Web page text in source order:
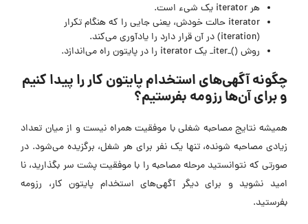
هر iterator یک شیء است.
iterator حالت خودش، یعنی جایی را که هنگام تکرار
(iteration) در آن قرار دارد را یادآوری می‌کند.
روش ()_iter_ یک iterator را در پایتون راه می‌اندازد.
چگونه آگهی‌های استخدام پایتون کار را پیدا کنیم
و برای آن‌ها رزومه بفرستیم؟
همیشه نتایج مصاحبه شغلی با موفقیت همراه نیست و از میان تعداد
زیادی مصاحبه شونده، تنها یک نفر برای هر شغل، برگزیده می‌شود. در
صورتی که نتوانستید مرحله مصاحبه را با موفقیت پشت سر بگذارید، نا
امید نشوید و برای دیگر آگهی‌های استخدام پایتون کار، رزومه
بفرستید.